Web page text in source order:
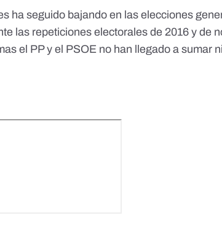
ha seguido bajando en las elecciones
las repeticiones electorales de 2016 y de
el PP y el PSOE no han llegado a sumar